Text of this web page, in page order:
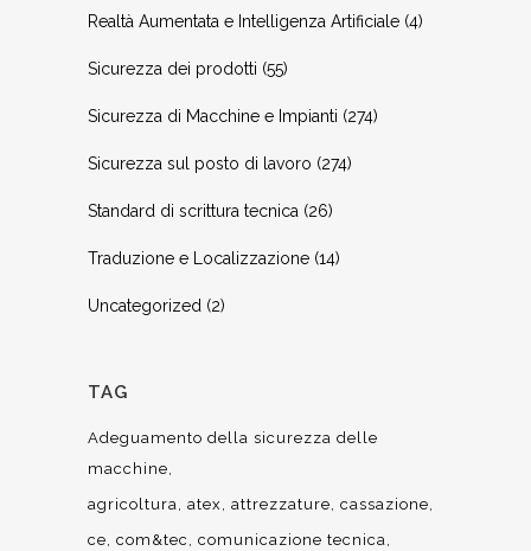
Realtà Aumentata e Intelligenza Artificiale (4)
Sicurezza dei prodotti (55)
Sicurezza di Macchine e Impianti (274)
Sicurezza sul posto di lavoro (274)
Standard di scrittura tecnica (26)
Traduzione e Localizzazione (14)
Uncategorized (2)
TAG
Adeguamento della sicurezza delle
macchine
agricoltura atex attrezzature cassazione
ce com&tec
comunicazione tecnica